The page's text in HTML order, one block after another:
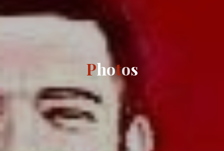
Ph
h otos